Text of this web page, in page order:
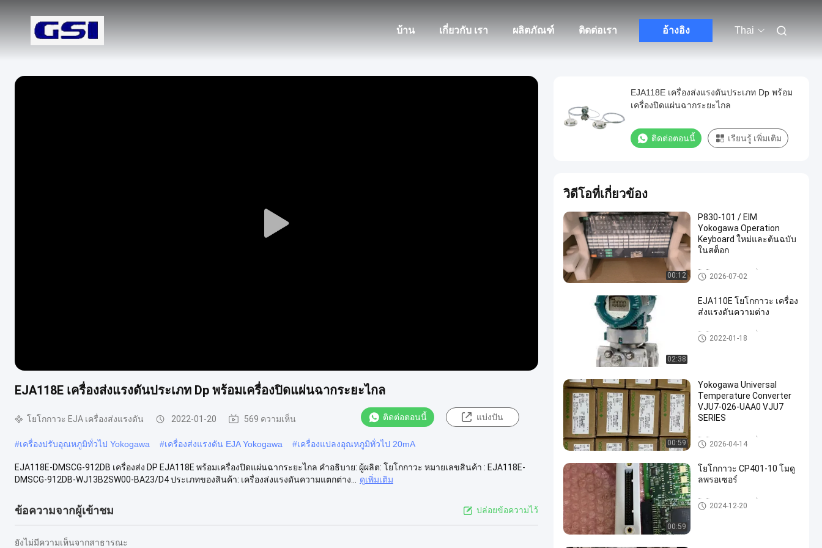
บ้าน เกี่ยวกับ เรา ผลิตภัณฑ์ ติดต่อเรา อ้างอิง Thai
Play
EJA118E เครื่องส่งแรงดันประเภท Dp พร้อมเครื่องปิดแผ่นฉากระยะไกล
โยโกกาวะ EJA เครื่องส่งแรงดัน 2022-01-20 569 ความเห็น ติดต่อตอนนี้ แบ่งปัน
#เครื่องปรับอุณหภูมิทั่วไป Yokogawa #เครื่องส่งแรงดัน EJA Yokogawa #เครื่องแปลงอุณหภูมิทั่วไป 20mA
EJA118E-DMSCG-912DB เครื่องส่ง DP EJA118E พร้อมเครื่องปิดแผ่นฉากระยะไกล คําอธิบาย: ผู้ผลิต: โยโกกาวะ หมายเลขสินค้า : EJA118E-
DMSCG-912DB-WJ13B2SW00-BA23/D4 ประเภทของสินค้า: เครื่องส่งแรงดันความแตกต่าง...
ดูเพิ่มเติม
ข้อความจากผู้เข้าชม ปล่อยข้อความไว้
ยังไม่มีความเห็นจากสาธารณะ
EJA118E เครื่องส่งแรงดันประเภท Dp พร้อม
เครื่องปิดแผ่นฉากระยะไกล
ติดต่อตอนนี้ เรียนรู้ เพิ่มเติม
วิดีโอที่เกี่ยวข้อง
00:12
P830-101 / EIM
Yokogawa Operation
Keyboard ใหม่และต้นฉบับ
ในสต็อก
โยโกกาวะ EJA เครื่องส่งแรงดัน
2026-07-02
02:38
EJA110E โยโกกาวะ เครื่อง
ส่งแรงดันความต่าง
โยโกกาวะ EJA เครื่องส่งแรงดัน
2022-01-18
00:59
Yokogawa Universal
Temperature Converter
VJU7-026-UAA0 VJU7
SERIES
โยโกกาวะ EJA เครื่องส่งแรงดัน
2026-04-14
00:59
โยโกกาวะ CP401-10 โมดู
ลพรอเซอร์
โยโกกาวะ EJA เครื่องส่งแรงดัน
2024-12-20